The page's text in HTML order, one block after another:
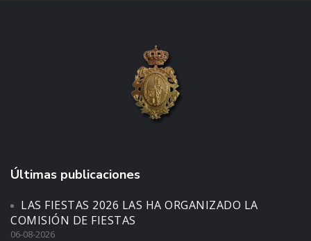
Últimas publicaciones
LAS FIESTAS 2026 LAS HA ORGANIZADO LA
COMISIÓN DE FIESTAS
06-08-2026